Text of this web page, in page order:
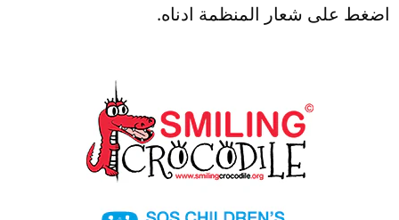
اضغط على شعار المنظمة ادناه.